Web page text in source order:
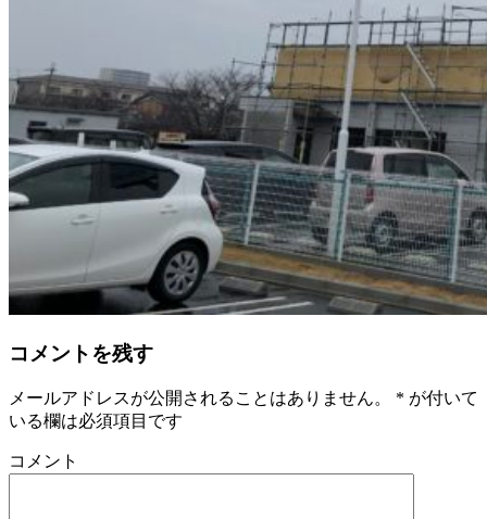
コメントを残す
メールアドレスが公開されることはありません。 * が付いて
いる欄は必須項目です
コメント